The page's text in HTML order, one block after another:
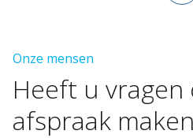
Onze mensen
Heeft u vragen
afspraak